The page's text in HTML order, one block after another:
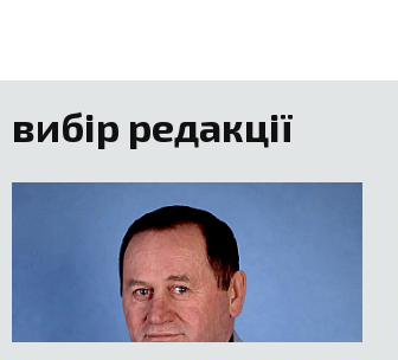
вибір редакції